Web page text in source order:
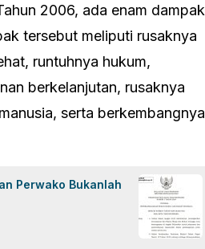
2006, ada enam dampak
tersebut meliputi rusaknya
runtuhnya hukum,
berkelanjutan, rusaknya
serta berkembangnya
Perwako Bukanlah